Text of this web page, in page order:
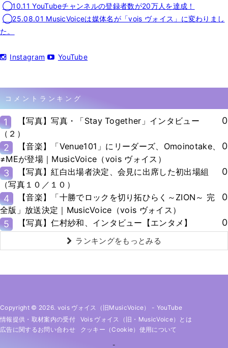
◯10.11 YouTubeチャンネルの登録者数が20万人を達成！
◯25.08.01 MusicVoiceは媒体名が「vois ヴォイス」に変わりまし
た。
Instagram YouTube
コメントランキング
1
【写真】写真・「Stay Together」インタビュー
（２）
0
2
【音楽】「Venue101」にリーダーズ、Omoinotake、
≠MEが登場｜MusicVoice（vois ヴォイス）
0
3
【写真】紅白出場者決定、会見に出席した初出場組
（写真１０／１０）
0
4
【音楽】「十勝でロックを切り拓ひらく～ZION～ 完
全版」放送決定｜MusicVoice（vois ヴォイス）
0
5 【写真】仁村紗和、インタビュー【エンタメ】 0
ランキングをもっとみる
Copyright © 2026. vois ヴォイス（旧MusicVoice） - YouTube
情報提供・取材案内の受付
Vois ヴォイス（旧・MusicVoice）とは
広告に関するお問い合わせ
クッキー（cookie）使用について
-